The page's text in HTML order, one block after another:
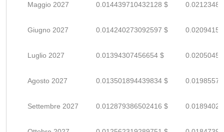
Maggio 2027 0.014439710432128 $
Giugno 2027 0.014240273092597 $
Luglio 2027 0.01394307456654 $
Agosto 2027 0.013501894439834 $
Settembre 2027 0.012879386502416 $